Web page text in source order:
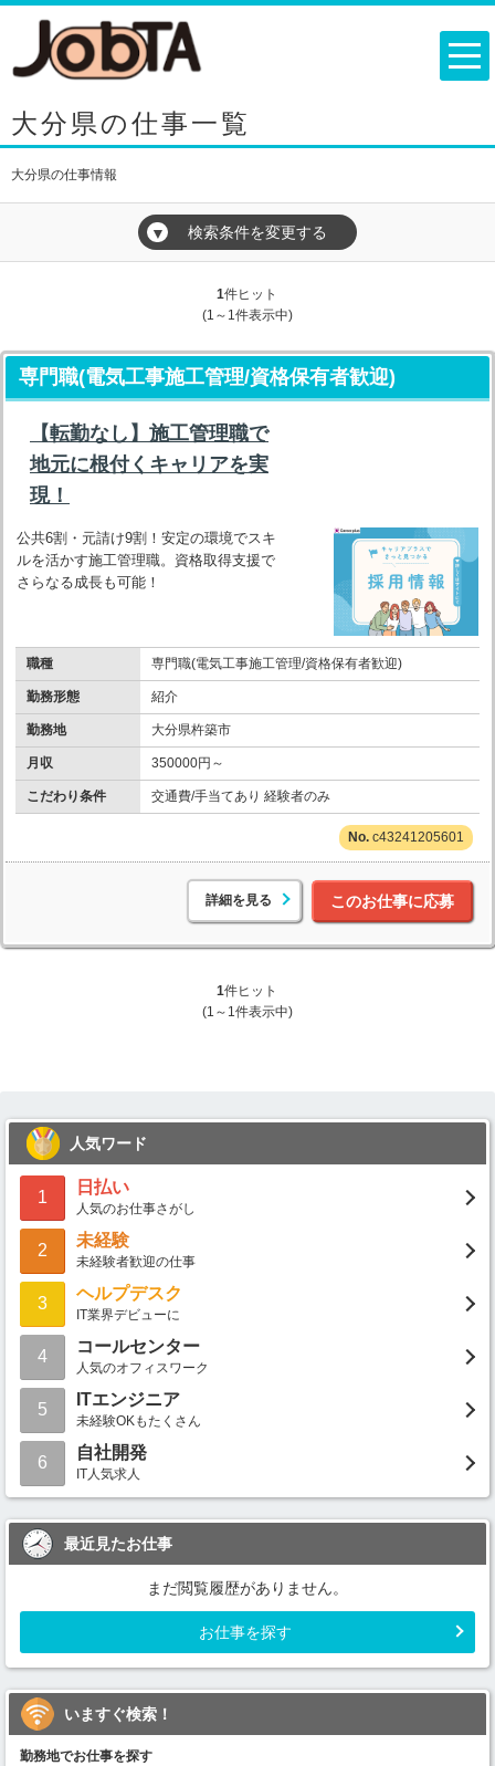
大分県の仕事一覧
大分県の仕事情報
▼ 検索条件を変更する
1件ヒット
(1～1件表示中)
専門職(電気工事施工管理/資格保有者歓迎)
【転勤なし】施工管理職で
地元に根付くキャリアを実
現！
公共6割・元請け9割！安定の環境でスキ
ルを活かす施工管理職。資格取得支援で
さらなる成長も可能！
職種 専門職(電気工事施工管理/資格保有者歓迎)
勤務形態 紹介
勤務地 大分県杵築市
月収 350000円～
こだわり条件 交通費/手当てあり 経験者のみ
c43241205601
詳細を見る このお仕事に応募
1件ヒット
(1～1件表示中)
人気ワード
1
日払い
人気のお仕事さがし
2
未経験
未経験者歓迎の仕事
3
ヘルプデスク
IT業界デビューに
4
コールセンター
人気のオフィスワーク
5
ITエンジニア
未経験OKもたくさん
6
自社開発
IT人気求人
最近見たお仕事
まだ閲覧履歴がありません。
お仕事を探す
いますぐ検索！
勤務地でお仕事を探す